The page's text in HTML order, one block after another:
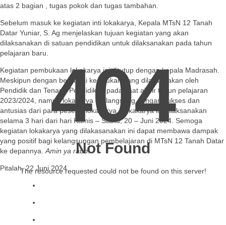
atas 2 bagian , tugas pokok dan tugas tambahan.
Sebelum masuk ke kegiatan inti lokakarya, Kepala MTsN 12 Tanah
Datar Yuniar, S. Ag menjelaskan tujuan kegiatan yang akan
dilaksanakan di satuan pendidikan untuk dilaksanakan pada tahun
pelajaran baru.
Kegiatan pembukaan lokakarya ini ditutup dengan kepala Madrasah.
Meskipun dengan berbagai kesibukan yang dilaksanakan oleh
Pendidik dan Tenaga Pendidikan pada saat akhir tahun pelajaran
2023/2024, namun lokakarya berlangsung dengan sukses dan
antusias dari para peserta lokakarya. Lokakarya ini dilaksanakan
selama 3 hari dari hari Kamis – Sabtu, 20 – Juni 2024. Semoga
kegiatan lokakarya yang dilakasanakan ini dapat membawa dampak
yang positif bagi kelangsungan pembelajaran di MTsN 12 Tanah Datar
ke depannya. Amin ya rabb.
Pitalah, 22 Juni 2024
404
Not Found
The resource requested could not be found on this server!